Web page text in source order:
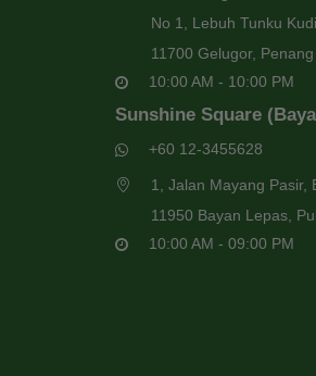
No 1, Lebuh Tunku
11700 Gelugor, Penang
10:00 AM - 10:00 PM
Sunshine Square
+60 12-3455628
1, Jalan Mayang Pasir,
11950 Bayan Lepas,
10:00 AM - 09:00 PM